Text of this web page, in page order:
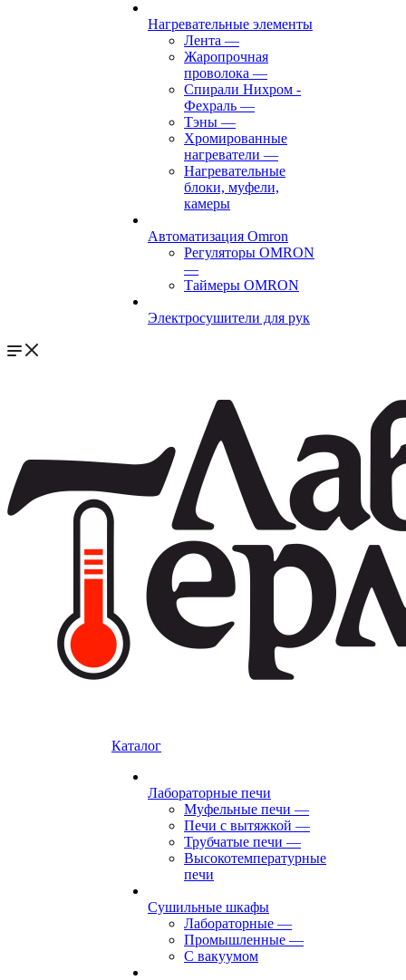
Нагревательные элементы
Лента —
Жаропрочная
проволока —
Спирали Нихром -
Фехраль —
Тэны —
Хромированные
нагреватели —
Нагревательные
блоки, муфели,
камеры
Автоматизация Omron
Регуляторы OMRON
—
Таймеры OMRON
Электросушители для рук
Каталог
Лабораторные печи
Муфельные печи —
Печи с вытяжкой —
Трубчатые печи —
Высокотемпературные
печи
Сушильные шкафы
Лабораторные —
Промышленные —
С вакуумом